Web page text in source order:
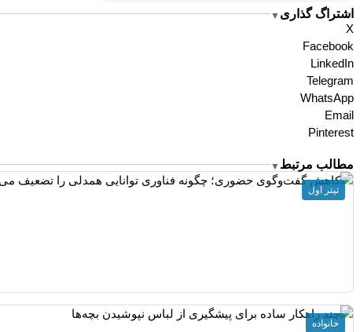
اشتراگ گذاری ▼
X
Facebook
LinkedIn
Telegram
WhatsApp
Email
Pinterest
مطالب مرتبط ▼
تیتر اول
خانواده